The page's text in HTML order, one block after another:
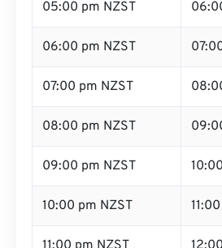
05:00 pm NZST
06:00 pm NZST
07:00 pm NZST
08:00 pm NZST
09:00 pm NZST
10:00 pm NZST